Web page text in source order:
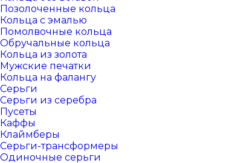
Позолоченные кольца
Кольца с эмалью
Помолвочные кольца
Обручальные кольца
Кольца из золота
Мужские печатки
Кольца на фалангу
Серьги
Серьги из серебра
Пусеты
Каффы
Клаймберы
Серьги-трансформеры
Одиночные серьги